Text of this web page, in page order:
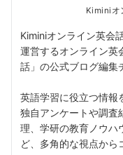
Kiminiオ
Kiminiオンライン英会
運営するオンライン英
話」の公式ブログ編集
英語学習に役立つ情報
独自アンケートや調査
理、学研の教育ノウハ
ど、多角的な視点から